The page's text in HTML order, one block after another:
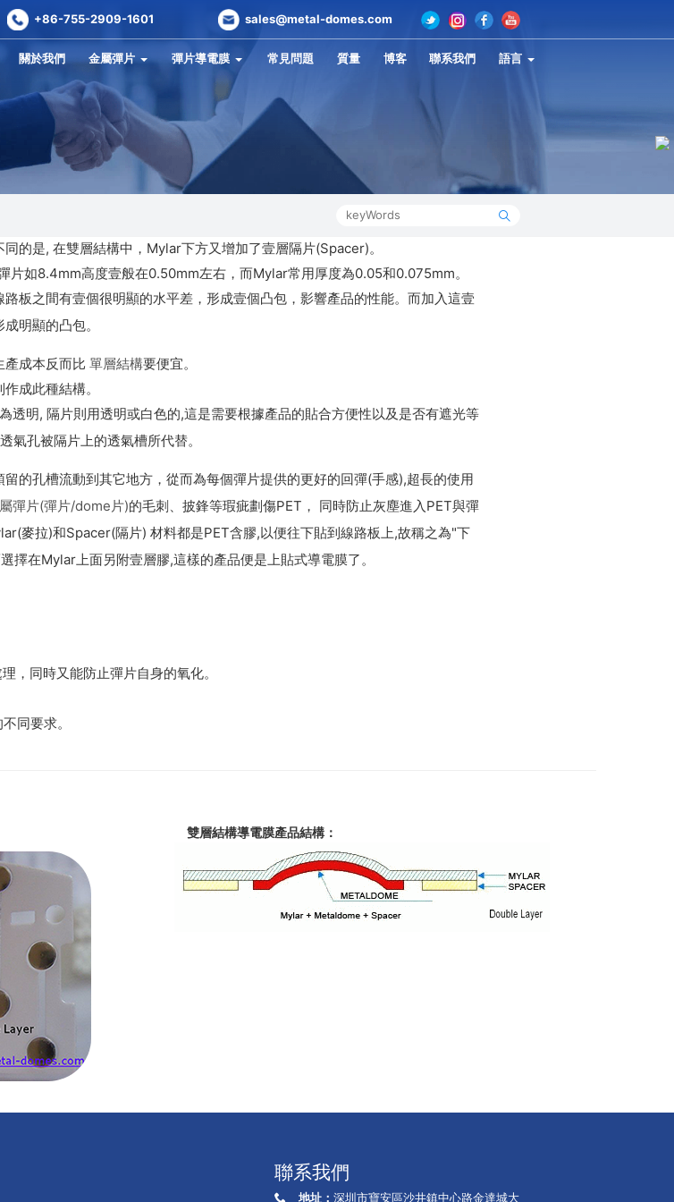
+86-755-2909-1601 sales@metal-domes.com
關於我們 金屬彈片 彈片導電膜 常見問題 質量 博客 聯系我們 語言
的是, 在雙層結構中，Mylar下方又增加了壹層隔片(Spacer)。
片如8.4mm高度壹般在0.50mm左右，而Mylar常用厚度為0.05和0.075mm。
板之間有壹個很明顯的水平差，形成壹個凸包，影響產品的性能。而加入這壹
明顯的凸包。
產成本反而比 單層結構要便宜。
成此種結構。
透明, 隔片則用透明或白色的,這是需要根據產品的貼合方便性以及是否有遮光等
孔被隔片上的透氣槽所代替。
的孔槽流動到其它地方，從而為每個彈片提供的更好的回彈(手感),超長的使用
彈片(彈片/dome片)的毛刺、披鋒等瑕疵劃傷PET， 同時防止灰塵進入PET與彈
麥拉)和Spacer(隔片) 材料都是PET含膠,以便往下貼到線路板上,故稱之為"下
在Mylar上面另附壹層膠,這樣的產品便是上貼式導電膜了。
，同時又能防止彈片自身的氧化。
同要求。
雙層結構導電膜產品結構：
聯系我們
地址： 深圳市寶安區沙井鎮中心路金達城大